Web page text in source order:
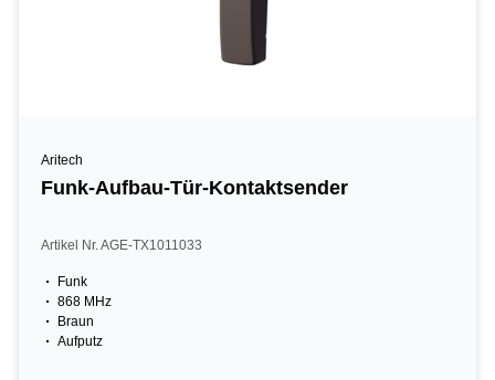
Aritech
Funk-Aufbau-Tür-Kontaktsender
Artikel Nr. AGE-TX1011033
Funk
868 MHz
Braun
Aufputz